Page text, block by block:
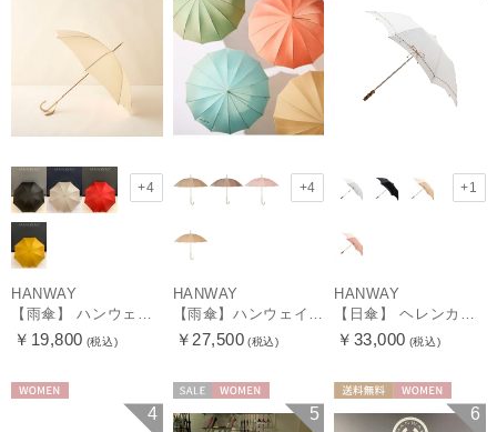
+4
HANWAY
【雨傘】 ハンウェイ （HANWAY） Couturier クチュリエ 長傘 日本製
￥19,800 (税込)
+4
HANWAY
【雨傘】ハンウェイ （HANWAY ）真田耳（サナダミミ）長傘 日本製 カーボン骨
￥27,500 (税込)
+1
HANWAY
【日傘】 ヘレンカミンスキー（HELEN KAMINSKI） X ハンウェイ (HANWAY) コラボ プロヴァンスタイプ 麻無地 ラフィアコード 折りたたみ傘 曲がり手元 純パラソル
￥33,000 (税込)
4 5 6